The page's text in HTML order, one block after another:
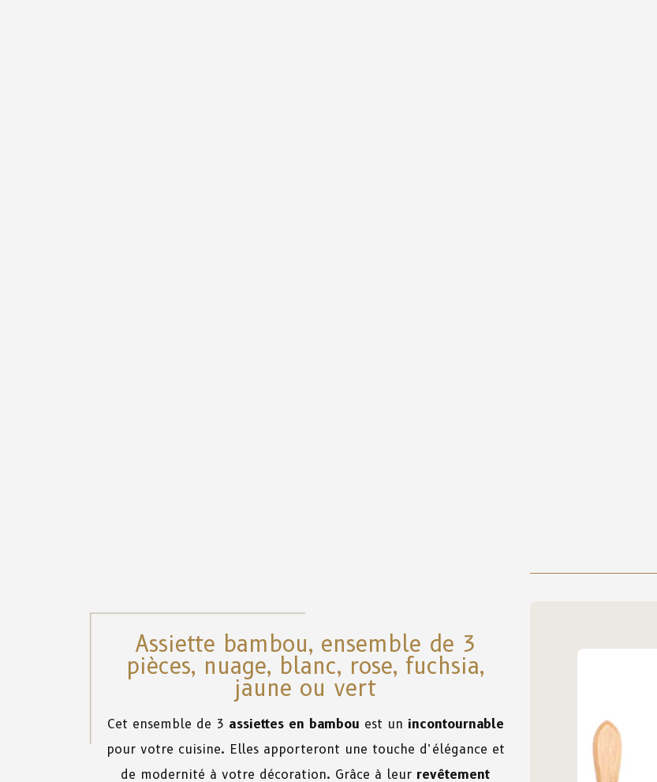
Assiette bambou, ensemble de 3
pièces, nuage, blanc, rose, fuchsia,
jaune ou vert
Cet ensemble de 3 assiettes en bambou est un incontournable
pour votre cuisine. Elles apporteront une touche d’élégance et
de modernité à votre décoration. Grâce à leur revêtement